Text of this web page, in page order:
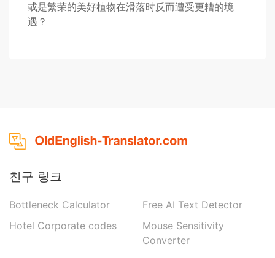
或是繁荣的美好植物在滑落时反而遭受更糟的境
遇？
친구 링크
Bottleneck Calculator
Hotel Corporate codes
Free AI Text Detector
Mouse Sensitivity
Converter